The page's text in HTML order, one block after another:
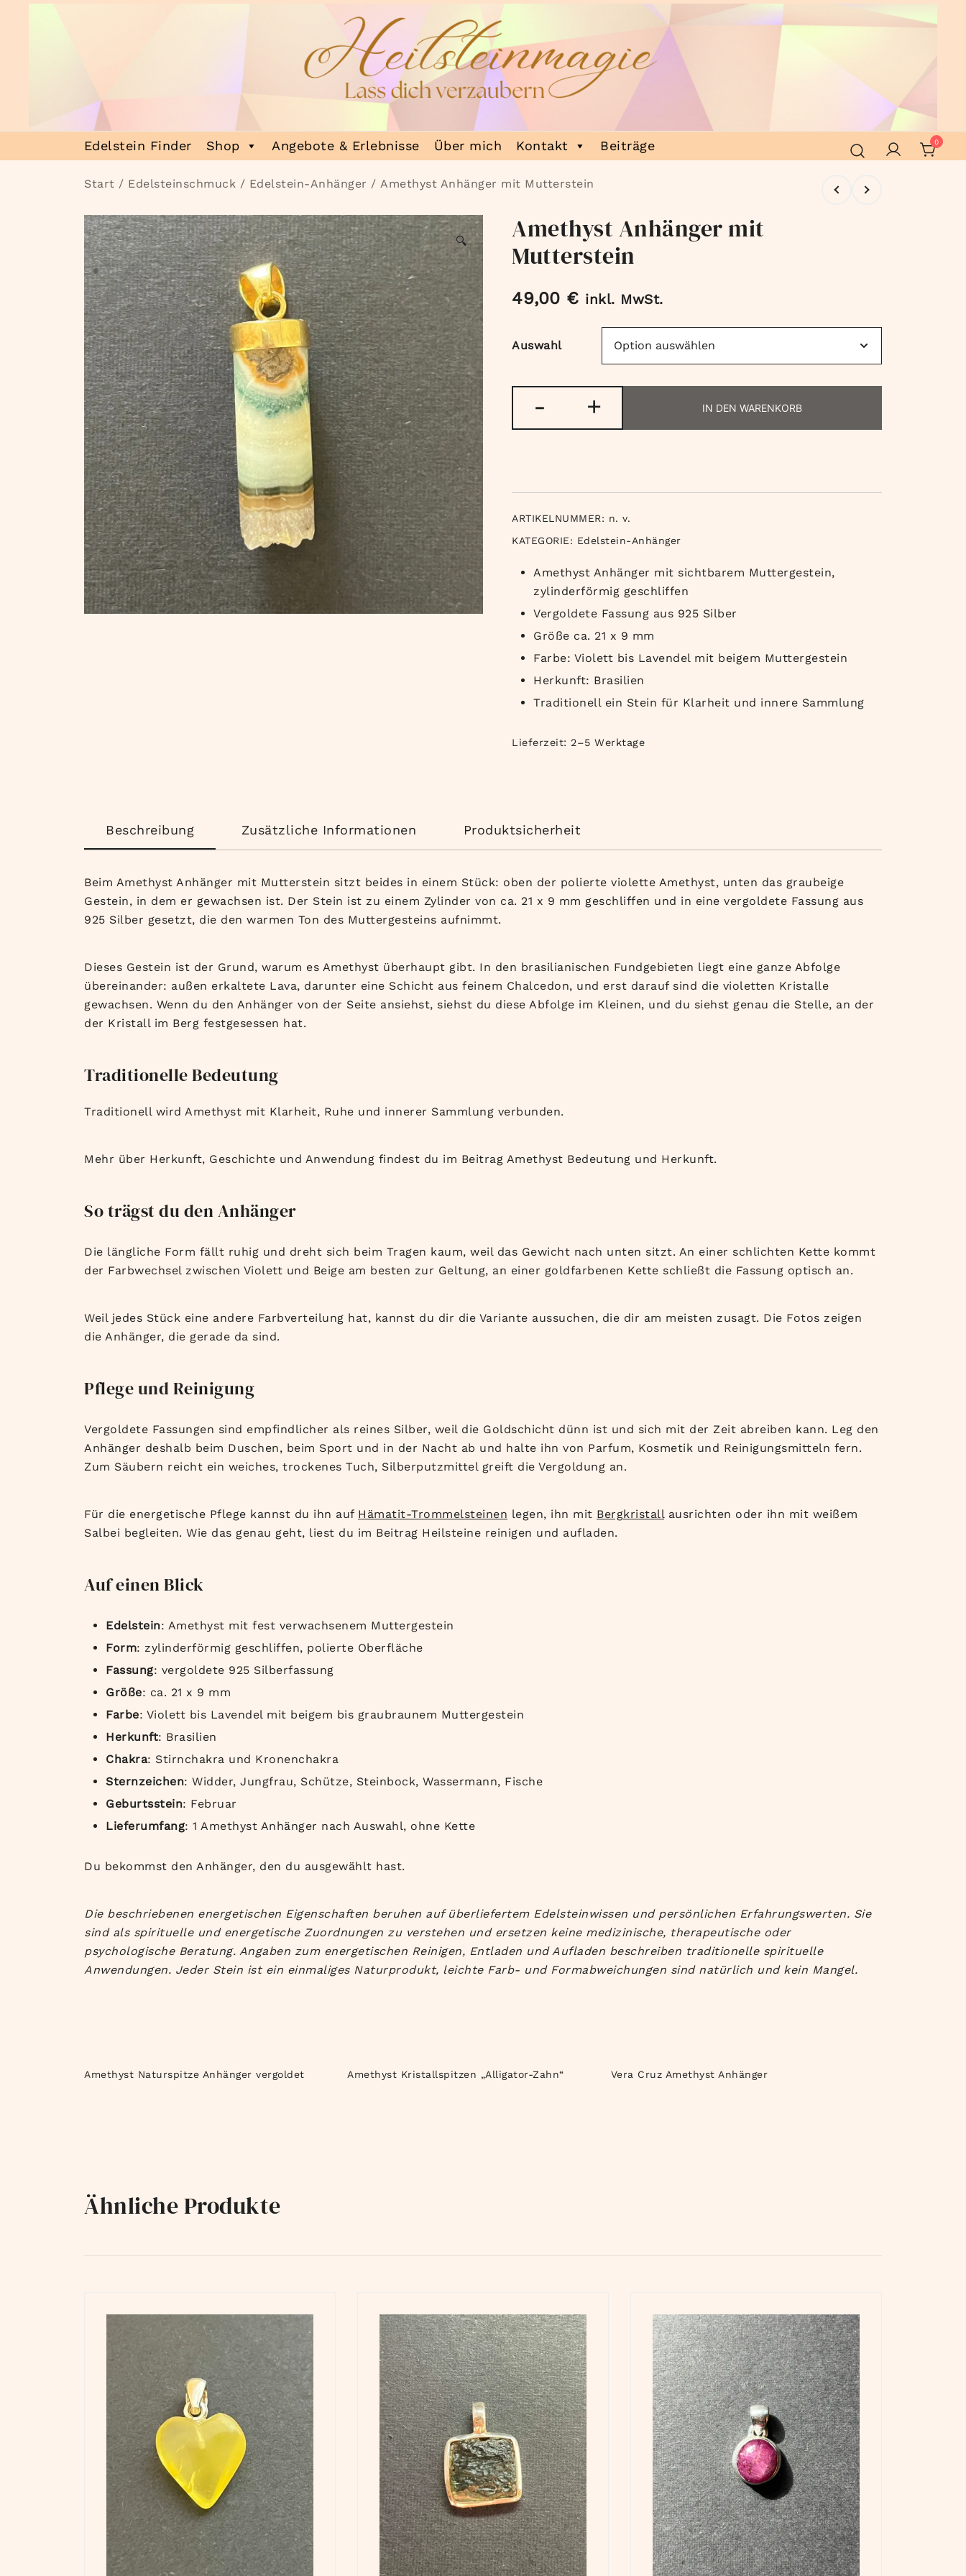
Heilsteinmagie
Lass dich verzaubern
Edelstein Finder Shop Angebote & Erlebnisse Über mich Kontakt Beiträge 0
Start / Edelsteinschmuck / Edelstein-Anhänger / Amethyst Anhänger mit Mutterstein
🔍
Amethyst Anhänger mit
Mutterstein
49,00 € inkl. MwSt.
Auswahl
-
Anhänger
mit
+ IN DEN WARENKORB
ARTIKELNUMMER: n. v.
KATEGORIE: Edelstein-Anhänger
Amethyst Anhänger mit sichtbarem Muttergestein,
zylinderförmig geschliffen
Vergoldete Fassung aus 925 Silber
Größe ca. 21 x 9 mm
Farbe: Violett bis Lavendel mit beigem Muttergestein
Herkunft: Brasilien
Traditionell ein Stein für Klarheit und innere Sammlung
Lieferzeit: 2–5 Werktage
Beschreibung Zusätzliche Informationen Produktsicherheit
Beim Amethyst Anhänger mit Mutterstein sitzt beides in einem Stück: oben der polierte violette Amethyst, unten das graubeige
Gestein, in dem er gewachsen ist. Der Stein ist zu einem Zylinder von ca. 21 x 9 mm geschliffen und in eine vergoldete Fassung aus
925 Silber gesetzt, die den warmen Ton des Muttergesteins aufnimmt.
Dieses Gestein ist der Grund, warum es Amethyst überhaupt gibt. In den brasilianischen Fundgebieten liegt eine ganze Abfolge
übereinander: außen erkaltete Lava, darunter eine Schicht aus feinem Chalcedon, und erst darauf sind die violetten Kristalle
gewachsen. Wenn du den Anhänger von der Seite ansiehst, siehst du diese Abfolge im Kleinen, und du siehst genau die Stelle, an der
der Kristall im Berg festgesessen hat.
Traditionelle Bedeutung
Traditionell wird Amethyst mit Klarheit, Ruhe und innerer Sammlung verbunden.
Mehr über Herkunft, Geschichte und Anwendung findest du im Beitrag Amethyst Bedeutung und Herkunft.
So trägst du den Anhänger
Die längliche Form fällt ruhig und dreht sich beim Tragen kaum, weil das Gewicht nach unten sitzt. An einer schlichten Kette kommt
der Farbwechsel zwischen Violett und Beige am besten zur Geltung, an einer goldfarbenen Kette schließt die Fassung optisch an.
Weil jedes Stück eine andere Farbverteilung hat, kannst du dir die Variante aussuchen, die dir am meisten zusagt. Die Fotos zeigen
die Anhänger, die gerade da sind.
Pflege und Reinigung
Vergoldete Fassungen sind empfindlicher als reines Silber, weil die Goldschicht dünn ist und sich mit der Zeit abreiben kann. Leg den
Anhänger deshalb beim Duschen, beim Sport und in der Nacht ab und halte ihn von Parfum, Kosmetik und Reinigungsmitteln fern.
Zum Säubern reicht ein weiches, trockenes Tuch, Silberputzmittel greift die Vergoldung an.
Für die energetische Pflege kannst du ihn auf Hämatit-Trommelsteinen legen, ihn mit Bergkristallausrichten oder ihn mit weißem
Salbei begleiten. Wie das genau geht, liest du im Beitrag Heilsteine reinigen und aufladen.
Auf einen Blick
Edelstein: Amethyst mit fest verwachsenem Muttergestein
Form: zylinderförmig geschliffen, polierte Oberfläche
Fassung: vergoldete 925 Silberfassung
Größe: ca. 21 x 9 mm
Farbe: Violett bis Lavendel mit beigem bis graubraunem Muttergestein
Herkunft: Brasilien
Chakra: Stirnchakra und Kronenchakra
Sternzeichen: Widder, Jungfrau, Schütze, Steinbock, Wassermann, Fische
Geburtsstein: Februar
Lieferumfang: 1 Amethyst Anhänger nach Auswahl, ohne Kette
Du bekommst den Anhänger, den du ausgewählt hast.
Die beschriebenen energetischen Eigenschaften beruhen auf überliefertem Edelsteinwissen und persönlichen Erfahrungswerten. Sie
sind als spirituelle und energetische Zuordnungen zu verstehen und ersetzen keine medizinische, therapeutische oder
psychologische Beratung. Angaben zum energetischen Reinigen, Entladen und Aufladen beschreiben traditionelle spirituelle
Anwendungen. Jeder Stein ist ein einmaliges Naturprodukt, leichte Farb- und Formabweichungen sind natürlich und kein Mangel.
Amethyst Naturspitze Anhänger vergoldet Amethyst Kristallspitzen „Alligator-Zahn“ Vera Cruz Amethyst Anhänger
Ähnliche Produkte